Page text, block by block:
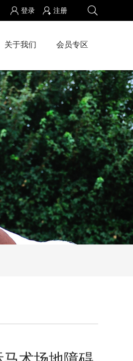
登录 注册
关于我们 会员专区